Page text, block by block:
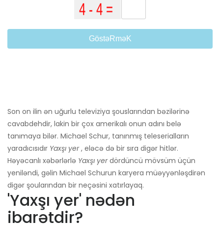
GöstəRməK
Son on ilin ən uğurlu televiziya şouslarından bəzilərinə
cavabdehdir, lakin bir çox amerikalı onun adını belə
tanımaya bilər. Michael Schur, tanınmış teleserialların
yaradıcısıdır Yaxşı yer, eləcə də bir sıra digər hitlər.
Həyəcanlı xəbərlərlə Yaxşı yerdördüncü mövsüm üçün
yeniləndi, gəlin Michael Schurun ​​karyera müəyyənləşdirən
digər şoularından bir neçəsini xatırlayaq.
'Yaxşı yer' nədən
ibarətdir?